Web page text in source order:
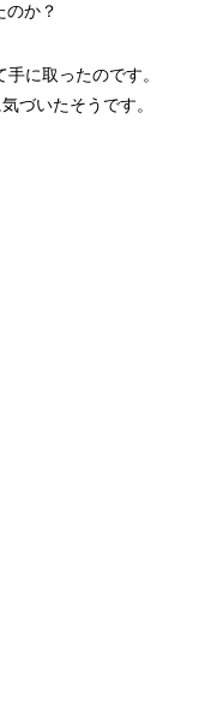
のか？
に取ったのです。
づいたそうです。